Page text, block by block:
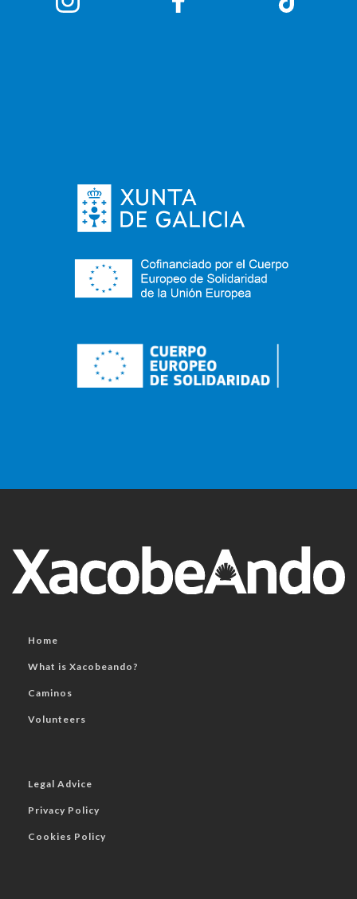
Home
What is Xacobeando?
Caminos
Volunteers
Legal Advice
Privacy Policy
Cookies Policy